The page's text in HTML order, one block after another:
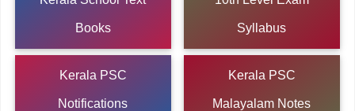
Books Syllabus
Kerala PSC
Notifications
Kerala PSC
Malayalam Notes